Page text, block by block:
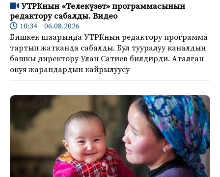
УТРКнын «Телекүзөт» программасынын
редактору сабалды. Видео
10:34 06.08.2026
Бишкек шаарында УТРКнын редактору программа
тартып жатканда сабалды. Бул тууралуу каналдын
башкы директору Улан Сатиев билдирди. Аталган
окуя жарандардын кайрылуусу